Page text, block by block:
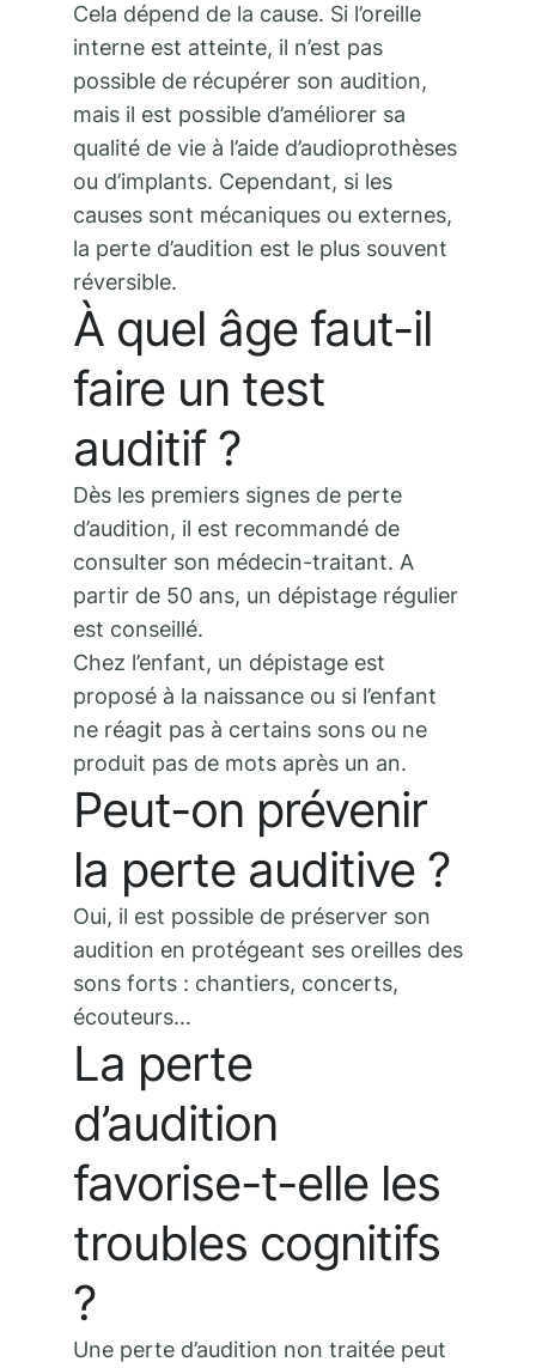
Cela dépend de la cause. Si l’oreille
interne est atteinte, il n’est pas
possible de récupérer son audition,
mais il est possible d’améliorer sa
qualité de vie à l’aide d’audioprothèses
ou d’implants. Cependant, si les
causes sont mécaniques ou externes,
la perte d’audition est le plus souvent
réversible.
À quel âge faut-il
faire un test
auditif ?
Dès les premiers signes de perte
d’audition, il est recommandé de
consulter son médecin-traitant. A
partir de 50 ans, un dépistage régulier
est conseillé.
Chez l’enfant, un dépistage est
proposé à la naissance ou si l’enfant
ne réagit pas à certains sons ou ne
produit pas de mots après un an.
Peut-on prévenir
la perte auditive ?
Oui, il est possible de préserver son
audition en protégeant ses oreilles des
sons forts : chantiers, concerts,
écouteurs…
La perte
d’audition
favorise-t-elle les
troubles cognitifs
?
Une perte d’audition non traitée peut